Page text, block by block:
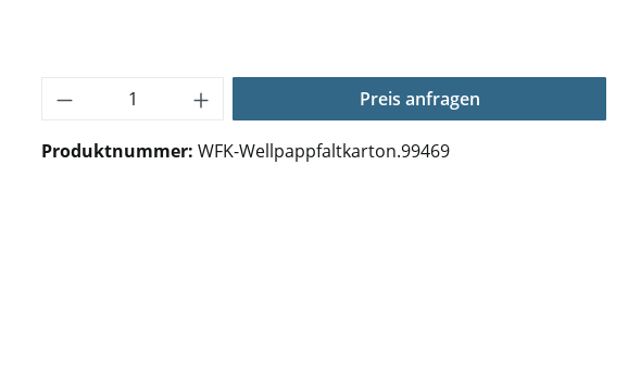
Produkt Anzahl: Gib den gewünschten Wert
Preis anfragen
Produktnummer: WFK-Wellpappfaltkarton.99469